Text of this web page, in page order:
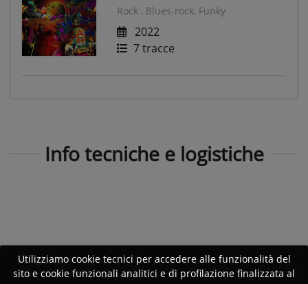
Rock , Blues-rock, Funky
2022
7 tracce
Info tecniche e logistiche
Utilizziamo cookie tecnici per accedere alle funzionalità del
sito e cookie funzionali analitici e di profilazione finalizzata al